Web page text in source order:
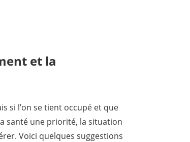
et la
si l’on se tient occupé et que
santé une priorité, la situation
Voici quelques suggestions